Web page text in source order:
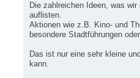
Die zahlreichen Ideen, was
auflisten.
Aktionen wie z.B. Kino- und
besondere Stadtführungen
Das ist nur eine sehr kleine
kann.